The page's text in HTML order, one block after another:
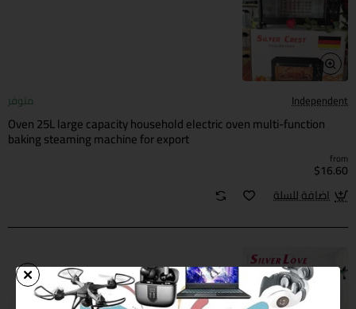
Independent متوفر
Oven 25L large capacity household electric oven multi-function
baking steaming machine for export
from
$16.60
اضافة للسلة